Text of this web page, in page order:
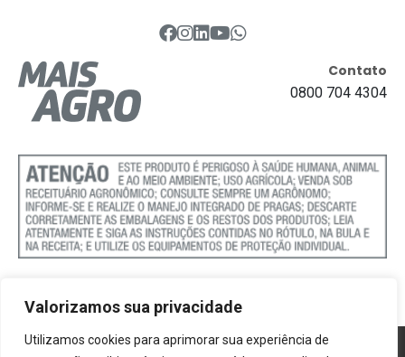
Valorizamos sua privacidade
Utilizamos cookies para aprimorar sua experiência de
Contato
0800 704 4304